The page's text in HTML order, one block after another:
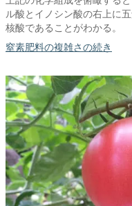
ル酸とイノシン酸の右上に
核酸であることがわかる。
窒素肥料の複雑さの続き